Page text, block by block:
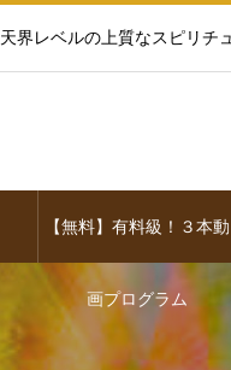
天界レベルの上質なスピリチ
【無料】有料級！３本動
画プログラム